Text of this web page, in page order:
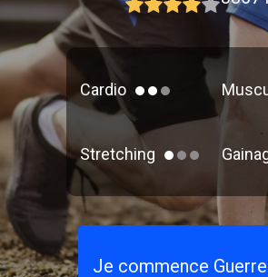
Cardio
Stretching
Je commence